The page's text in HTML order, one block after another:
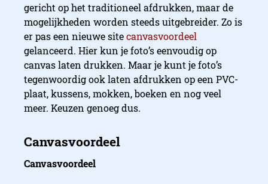
gericht op het traditioneel afdrukken, maar de
mogelijkheden worden steeds uitgebreider. Zo is
er pas een nieuwe sitecanvasvoordeel
gelanceerd. Hier kun je foto’s eenvoudig op
canvas laten drukken. Maar je kunt je foto’s
tegenwoordig ook laten afdrukken op een PVC-
plaat, kussens, mokken, boeken en nog veel
meer. Keuzen genoeg dus.
Canvasvoordeel